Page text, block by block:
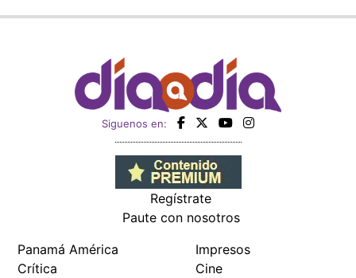
Siguenos en:
Regístrate
Paute con nosotros
Panamá América
Crítica
Impresos
Cine